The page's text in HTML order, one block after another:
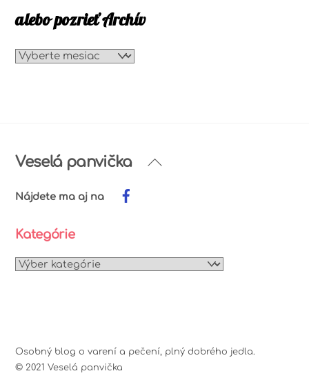
alebo pozrieť Archív
alebo
Back
Veselá panvička
Nájdete ma aj na
Kategórie
Kategórie
Osobný blog o varení a pečení, plný dobrého jedla.
© 2021 Veselá panvička